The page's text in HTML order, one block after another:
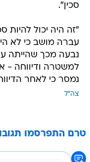
סכין".
"זה היה יכול
עברה מושב כי לא
נבעה מכך שהייתה
למשטרה ודיווחה -
נמסר כי לאחר
צה"ל
טרם התפרסמו